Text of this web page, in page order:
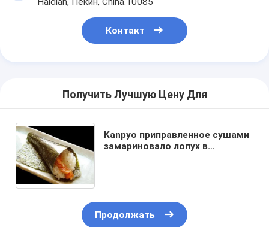
Контакт
Получить Лучшую Цену Для
Kanpyo приправленное сушами
замариновало лопух в
Продолжать